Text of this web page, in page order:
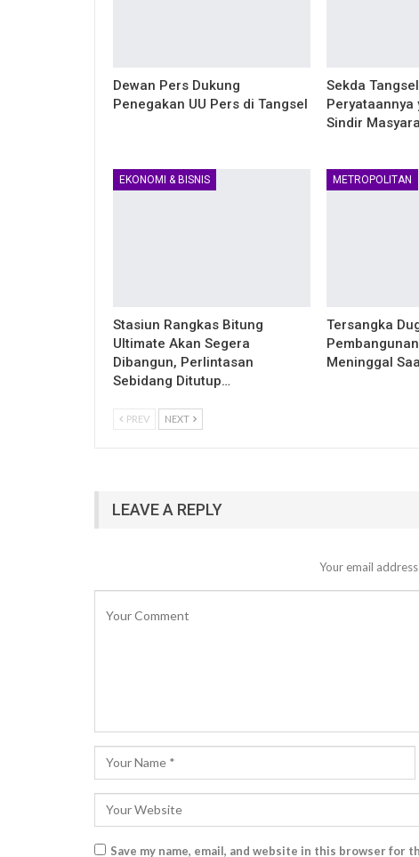
Dewan Pers Dukung
Penegakan UU Pers di Tangsel
Sekda
Peryataannya
Sindir
EKONOMI & BISNIS
Stasiun Rangkas Bitung
Ultimate Akan Segera
Dibangun, Perlintasan
Sebidang Ditutup…
METROPOLITAN
Tersangka
Meninggal
PREV NEXT
LEAVE A REPLY
Your email
Save my name, email, and website in this browser for